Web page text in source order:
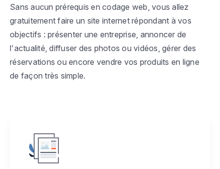
Sans aucun prérequis en codage web, vous allez
gratuitement faire un site internet répondant à vos
objectifs : présenter une entreprise, annoncer de
l'actualité, diffuser des photos ou vidéos, gérer des
réservations ou encore vendre vos produits en ligne
de façon très simple.